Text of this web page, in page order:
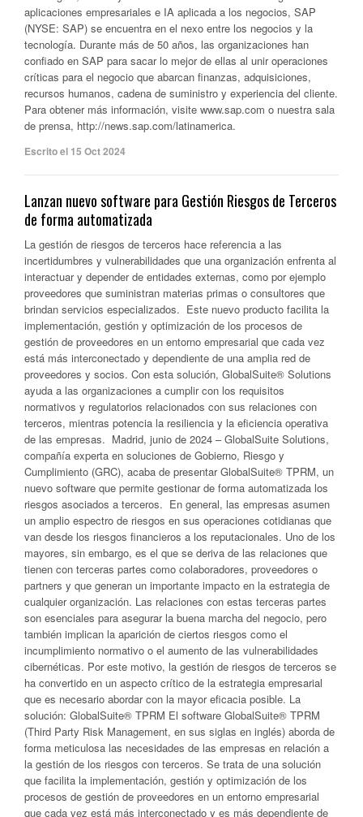
aplicaciones empresariales e IA aplicada a los negocios, SAP
(NYSE: SAP) se encuentra en el nexo entre los negocios y la
tecnología. Durante más de 50 años, las organizaciones han
confiado en SAP para sacar lo mejor de ellas al unir operaciones
críticas para el negocio que abarcan finanzas, adquisiciones,
recursos humanos, cadena de suministro y experiencia del cliente.
Para obtener más información, visite www.sap.com o nuestra sala
de prensa, http://news.sap.com/latinamerica.
Escrito el 15 Oct 2024
Lanzan nuevo software para Gestión Riesgos de Terceros
de forma automatizada
La gestión de riesgos de terceros hace referencia a las
incertidumbres y vulnerabilidades que una organización enfrenta al
interactuar y depender de entidades externas, como por ejemplo
proveedores que suministran materias primas o consultores que
brindan servicios especializados. Este nuevo producto facilita la
implementación, gestión y optimización de los procesos de
gestión de proveedores en un entorno empresarial que cada vez
está más interconectado y dependiente de una amplia red de
proveedores y socios. Con esta solución, GlobalSuite® Solutions
ayuda a las organizaciones a cumplir con los requisitos
normativos y regulatorios relacionados con sus relaciones con
terceros, mientras potencia la resiliencia y la eficiencia operativa
de las empresas. Madrid, junio de 2024 – GlobalSuite Solutions,
compañía experta en soluciones de Gobierno, Riesgo y
Cumplimiento (GRC), acaba de presentar GlobalSuite® TPRM, un
nuevo software que permite gestionar de forma automatizada los
riesgos asociados a terceros. En general, las empresas asumen
un amplio espectro de riesgos en sus operaciones cotidianas que
van desde los riesgos financieros a los reputacionales. Uno de los
mayores, sin embargo, es el que se deriva de las relaciones que
tienen con terceras partes como colaboradores, proveedores o
partners y que generan un importante impacto en la estrategia de
cualquier organización. Las relaciones con estas terceras partes
son esenciales para asegurar la buena marcha del negocio, pero
también implican la aparición de ciertos riesgos como el
incumplimiento normativo o el aumento de las vulnerabilidades
cibernéticas. Por este motivo, la gestión de riesgos de terceros se
ha convertido en un aspecto crítico de la estrategia empresarial
que es necesario abordar con la mayor eficacia posible. La
solución: GlobalSuite® TPRM El software GlobalSuite® TPRM
(Third Party Risk Management, en sus siglas en inglés) aborda de
forma meticulosa las necesidades de las empresas en relación a
la gestión de los riesgos con terceros. Se trata de una solución
que facilita la implementación, gestión y optimización de los
procesos de gestión de proveedores en un entorno empresarial
que cada vez está más interconectado y es más dependiente de